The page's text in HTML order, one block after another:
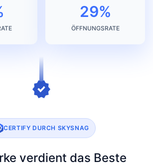
29%
ÖFFNUNGSRATE
CERTIFY DURCH SKYSNAG
verdient das Beste